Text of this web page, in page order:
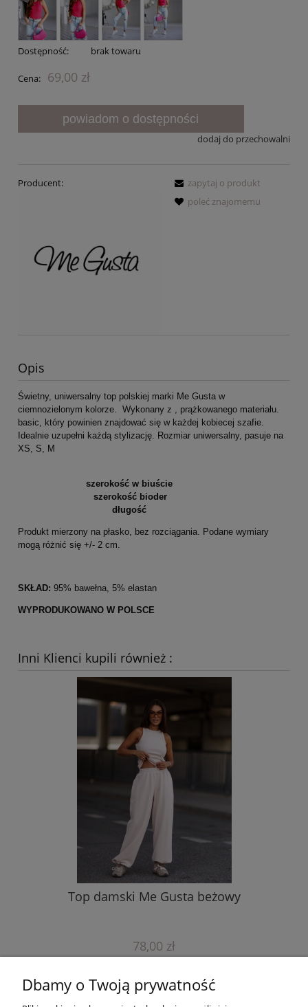
Dostępność: brak towaru
Cena: 69,00 zł
powiadom o dostępności
dodaj do przechowalni
Producent:
zapytaj o produkt
poleć znajomemu
Opis
Świetny, uniwersalny top polskiej marki Me Gusta w
ciemnozielonym kolorze. Wykonany z , prążkowanego materiału.
basic, który powinien znajdować się w każdej kobiecej szafie.
Idealnie uzupełni każdą stylizację. Rozmiar uniwersalny, pasuje na
XS, S, M
szerokość w biuście
szerokość bioder
długość
Produkt mierzony na płasko, bez rozciągania. Podane wymiary
mogą różnić się +/- 2 cm.
SKŁAD: 95% bawełna, 5% elastan
WYPRODUKOWANO W POLSCE
Inni Klienci kupili również :
Top damski Me Gusta beżowy
78,00 zł
Dbamy o Twoją prywatność